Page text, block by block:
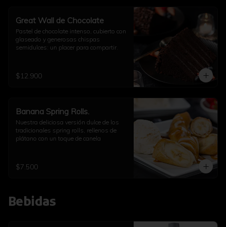
Great Wall de Chocolate
Pastel de chocolate intenso, cubierto con
glaseado y generosas chispas
semidulces: un placer para compartir.
$12.900
Banana Spring Rolls.
Nuestra deliciosa versión dulce de los
tradicionales spring rolls, rellenos de
plátano con un toque de canela
$7.500
Bebidas